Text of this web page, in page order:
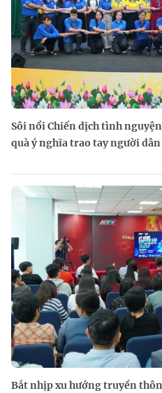
Sôi nổi Chiến dịch tình
quà ý nghĩa trao tay người dân
Bắt nhịp xu hướng truyền